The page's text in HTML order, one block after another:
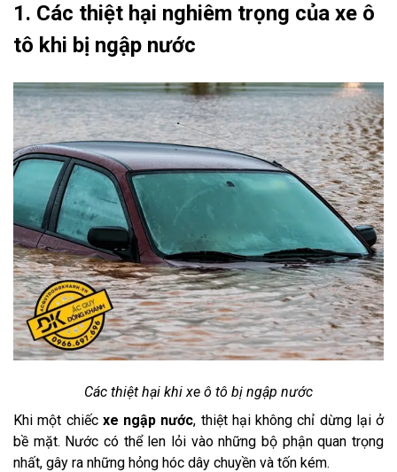
1. Các thiệt hại nghiêm trọng của xe ô
tô khi bị ngập nước
Các thiệt hại khi xe ô tô bị ngập nước
Khi một chiếc xe ngập nước, thiệt hại không chỉ dừng lại ở
bề mặt. Nước có thể len lỏi vào những bộ phận quan trọng
nhất, gây ra những hỏng hóc dây chuyền và tốn kém.